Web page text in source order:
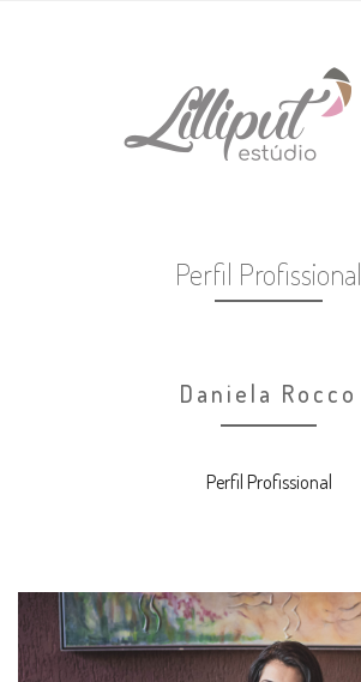
Perfil Profissional
Daniela Rocco
Perfil Profissional